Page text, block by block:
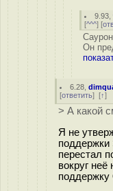
9.93
[^^^] [
Он
6.28 ,
[ответить] [↑]
> А какой
Я не
поддержки
перестал
вокруг